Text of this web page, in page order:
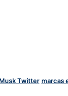
Twitter marcas